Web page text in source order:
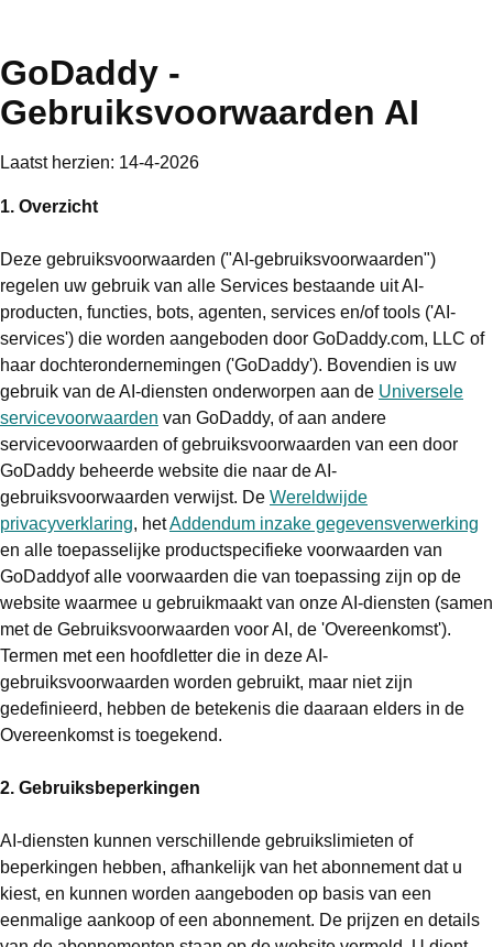
GoDaddy -
Gebruiksvoorwaarden AI
Laatst herzien: 14-4-2026
1. Overzicht
Deze gebruiksvoorwaarden ("AI-gebruiksvoorwaarden")
regelen uw gebruik van alle Services bestaande uit AI-
producten, functies, bots, agenten, services en/of tools ('AI-
services') die worden aangeboden door GoDaddy.com, LLC of
haar dochterondernemingen ('GoDaddy'). Bovendien is uw
gebruik van de AI-diensten onderworpen aan de Universele
servicevoorwaarden van GoDaddy, of aan andere
servicevoorwaarden of gebruiksvoorwaarden van een door
GoDaddy beheerde website die naar de AI-
gebruiksvoorwaarden verwijst. De Wereldwijde
privacyverklaring, hetAddendum inzake gegevensverwerking
en alle toepasselijke productspecifieke voorwaarden van
GoDaddyof alle voorwaarden die van toepassing zijn op de
website waarmee u gebruikmaakt van onze AI-diensten (samen
met de Gebruiksvoorwaarden voor AI, de 'Overeenkomst').
Termen met een hoofdletter die in deze AI-
gebruiksvoorwaarden worden gebruikt, maar niet zijn
gedefinieerd, hebben de betekenis die daaraan elders in de
Overeenkomst is toegekend.
2. Gebruiksbeperkingen
AI-diensten kunnen verschillende gebruikslimieten of
beperkingen hebben, afhankelijk van het abonnement dat u
kiest, en kunnen worden aangeboden op basis van een
eenmalige aankoop of een abonnement. De prijzen en details